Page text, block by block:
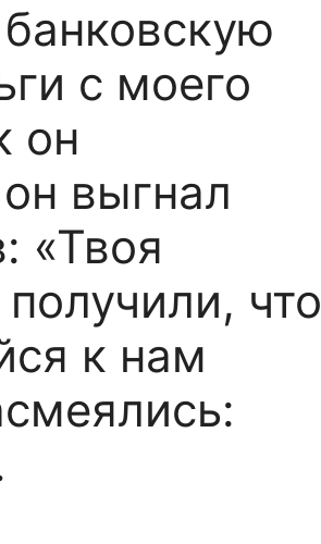
с моего
он
выгнал
«Твоя
что
к нам